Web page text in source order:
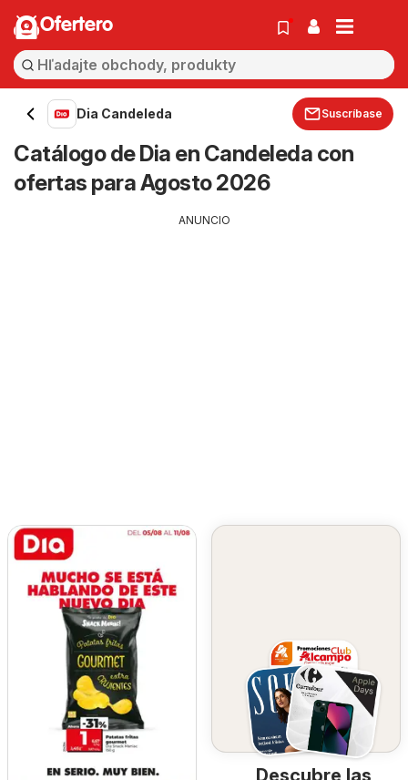
Ofertero
Dia Candeleda Suscríbase
Catálogo de Dia en Candeleda con
ofertas para Agosto 2026
ANUNCIO